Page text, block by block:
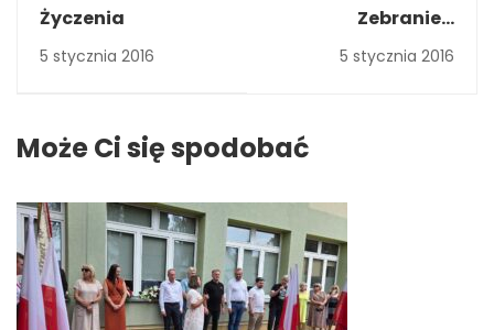
Życzenia
5 stycznia 2016
Zebranie z
rodzicami
5 stycznia 2016
Może Ci się spodobać